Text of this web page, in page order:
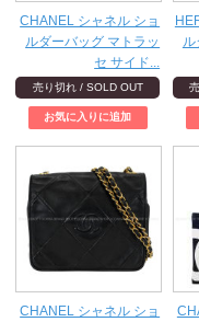
CHANEL シャネル ショ
ルダーバッグ マトラッ
セ サイド...
売り切れ / SOLD OUT
CHANEL シャネル ショ